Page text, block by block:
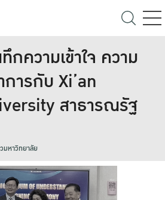
ความเข้าใจ ความ
ารกับ Xi’an
สาธารณรัฐ
มหาวิทยาลัย